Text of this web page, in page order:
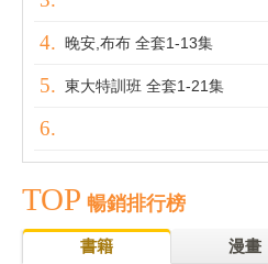
晚安,布布 全套1-13集
東大特訓班 全套1-21集
TOP 暢銷排行榜
書籍 漫畫